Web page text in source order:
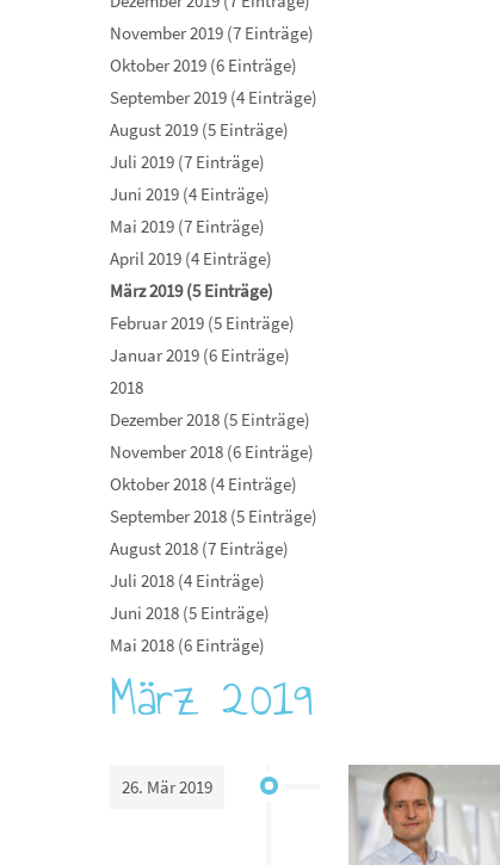
November 2019 (7 Einträge)
Oktober 2019 (6 Einträge)
September 2019 (4 Einträge)
August 2019 (5 Einträge)
Juli 2019 (7 Einträge)
Juni 2019 (4 Einträge)
Mai 2019 (7 Einträge)
April 2019 (4 Einträge)
März 2019 (5 Einträge)
Februar 2019 (5 Einträge)
Januar 2019 (6 Einträge)
2018
Dezember 2018 (5 Einträge)
November 2018 (6 Einträge)
Oktober 2018 (4 Einträge)
September 2018 (5 Einträge)
August 2018 (7 Einträge)
Juli 2018 (4 Einträge)
Juni 2018 (5 Einträge)
Mai 2018 (6 Einträge)
März 2019
26. Mär 2019